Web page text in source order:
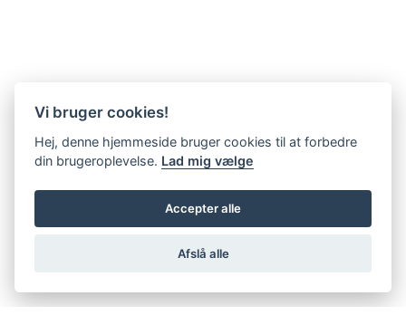
Vi bruger cookies!
Hej, denne hjemmeside bruger cookies til at forbedre
din brugeroplevelse. Lad mig vælge
Accepter alle
Afslå alle